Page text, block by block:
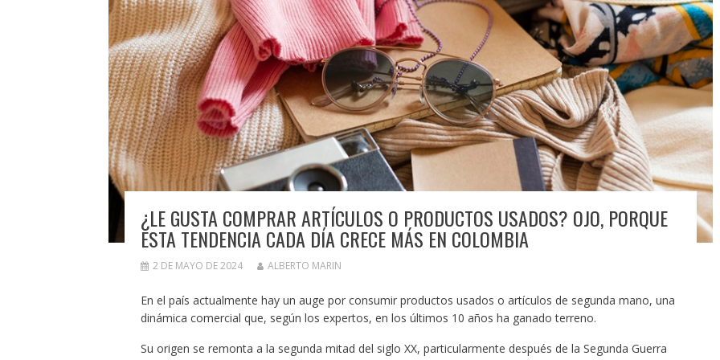
¿LE GUSTA COMPRAR ARTÍCULOS O PRODUCTOS USADOS? OJO, PORQUE
ESTA TENDENCIA CADA DÍA CRECE MÁS EN COLOMBIA
2 DE MAYO DE 2024 ALBERTO MARIN
En el país actualmente hay un auge por consumir productos usados o artículos de segunda mano, una
dinámica comercial que, según los expertos, en los últimos 10 años ha ganado terreno.
Su origen se remonta a la segunda mitad del siglo XX, particularmente después de la Segunda Guerra